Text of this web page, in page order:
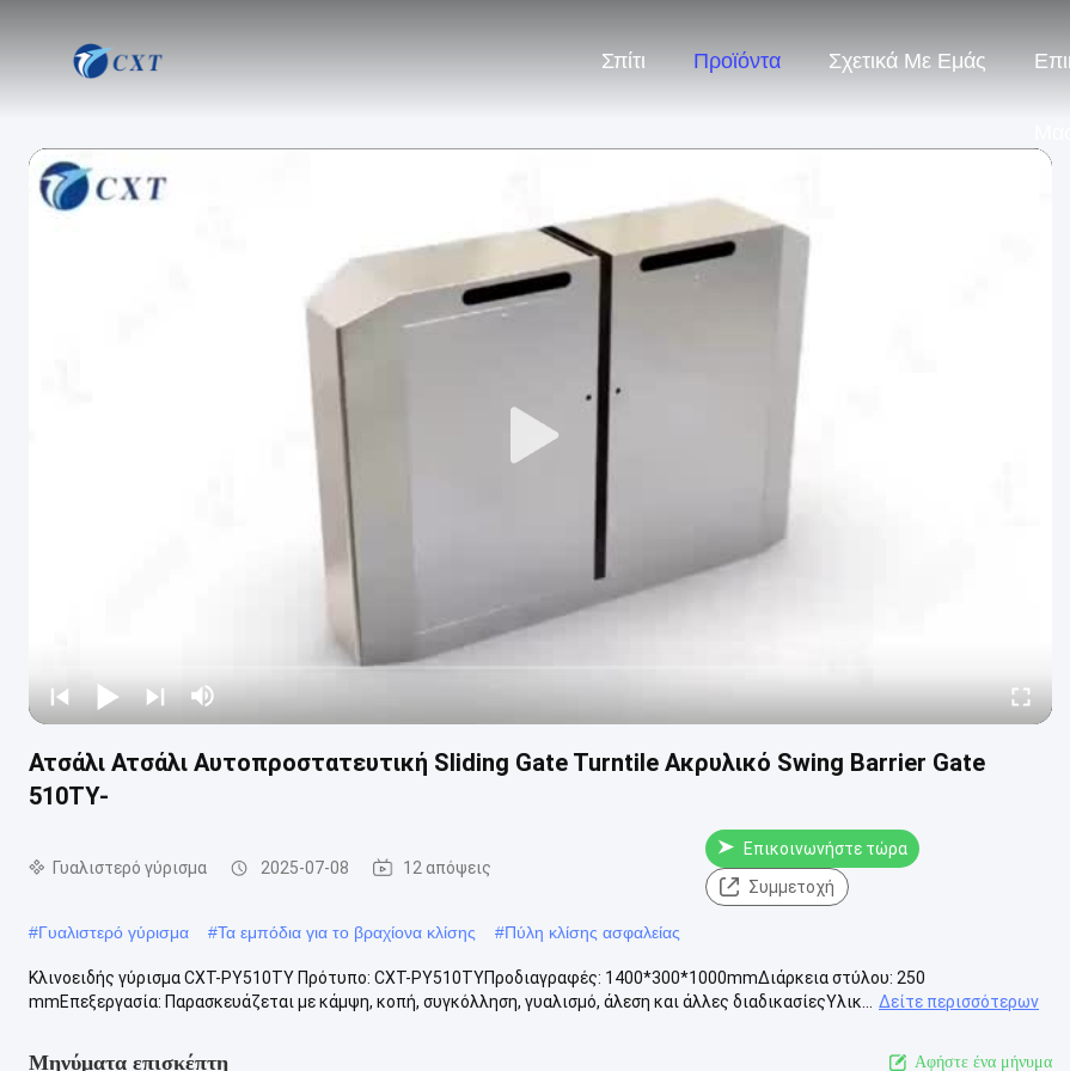
Σπίτι Προϊόντα Σχετικά Με Εμάς
Ατσάλι Ατσάλι Αυτοπροστατευτική Sliding Gate Turntile Ακρυλικό Swing Barrier Gate
510TY-
Γυαλιστερό γύρισμα 2025-07-08 12 απόψεις
Επικοινωνήστε τώρα
Συμμετοχή
#Γυαλιστερό γύρισμα #Τα εμπόδια για το βραχίονα κλίσης #Πύλη κλίσης ασφαλείας
Κλινοειδής γύρισμα CXT-PY510TY Πρότυπο: CXT-PY510TYΠροδιαγραφές: 1400*300*1000mmΔιάρκεια στύλου: 250
mmΕπεξεργασία: Παρασκευάζεται με κάμψη, κοπή, συγκόλληση, γυαλισμό, άλεση και άλλες διαδικασίεςΥλικ...
Δείτε περισσότερων
Μηνύματα επισκέπτη Αφήστε ένα μήνυμα